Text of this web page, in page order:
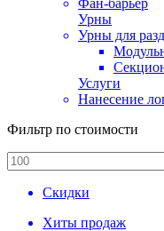
Фан-барьер
Урны
Урны для
Услуги
Нанесение
Фильтр по стоимости
Скидки
Хиты продаж